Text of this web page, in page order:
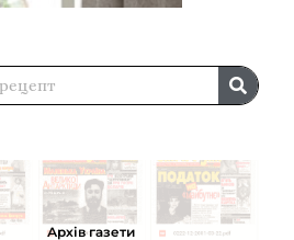
Архів газети